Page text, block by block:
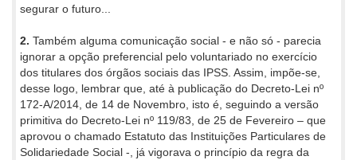
segurar o futuro...
2. Também alguma comunicação social - e não só - parecia
ignorar a opção preferencial pelo voluntariado no exercício
dos titulares dos órgãos sociais das IPSS. Assim, impõe-se,
desse logo, lembrar que, até à publicação do Decreto-Lei nº
172-A/2014, de 14 de Novembro, isto é, seguindo a versão
primitiva do Decreto-Lei nº 119/83, de 25 de Fevereiro – que
aprovou o chamado Estatuto das Instituições Particulares de
Solidariedade Social -, já vigorava o princípio da regra da